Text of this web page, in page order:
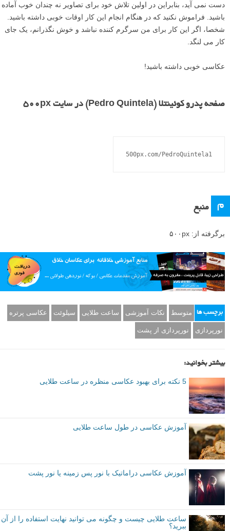
دست نمی آید، بنابراین در اولین تلاش خود برای تصاویر نه چندان خوب آماده
باشید. فراموش نکنید که در هنگام انجام این کار اوقات خوبی داشته باشید.
شخصا، اگر این کار برای من سرگرم کننده نباشد و خوش نگذرانم، یک جای
کار می لنگد.
عکاسی خوبی داشته باشید!
صفحه پدرو کوئینتلا (Pedro Quintela) در سایت ۵۰۰px
م منبع
برگرفته از: ۵۰۰px
برچسب ها متوسط نکات آموزشی ساعت طلایی سیلوئت عکاسی پرتره
نورپردازی نورپردازی از پشت
بیشتر بخوانید:
5 نکته برای بهبود عکاسی منظره در ساعت طلایی
آموزش عکاسی در طول ساعت طلایی
آموزش عکاسی دراماتیک با نور پس زمینه یا نور پشت
ساعت طلایی چیست و چگونه می توانید نهایت استفاده را از آن
ببرید؟